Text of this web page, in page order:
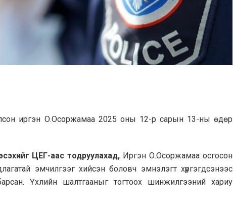
иргэн О.Осоржамаа 2025 оны 12-р сарын 13-ны өдөр
ЦЕГ-аас тодруулахад, Иргэн О.Осоржамаа осгосон
эмчилгээг хийсэн боловч эмнэлэгт хүргэгдсэнээс
Үхлийн шалтгааныг тогтоох шинжилгээний хариу